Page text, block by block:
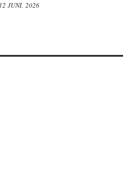
12 JUNI, 2026